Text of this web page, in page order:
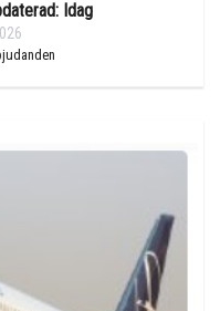
Idag